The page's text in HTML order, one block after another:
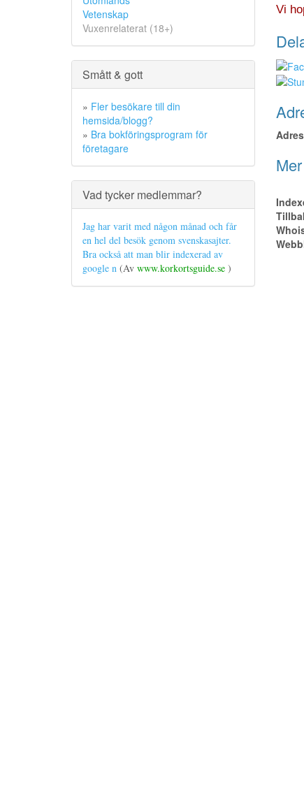
Vetenskap
Vuxenrelaterat (18+)
Smått & gott
» Fler besökare till din
hemsida/blogg?
» Bra bokföringsprogram för
företagare
Vad tycker medlemmar?
Jag har varit med någon månad och får
en hel del besök genom svenskasajter.
Bra också att man blir indexerad av
google n (Av www.korkortsguide.se )
Vi